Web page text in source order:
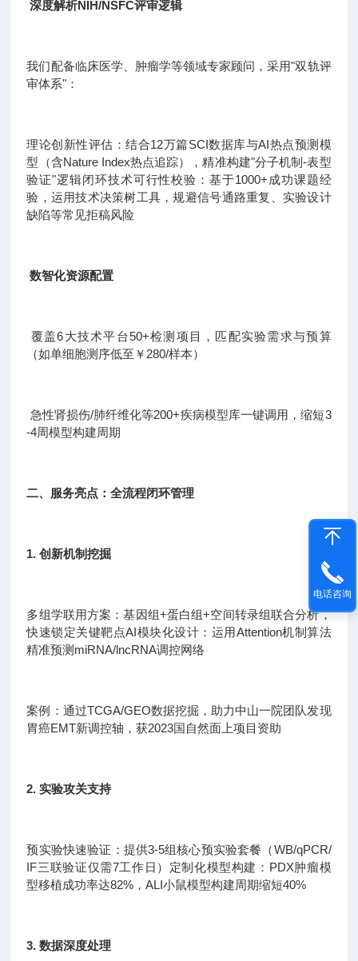
深度解析NIH/NSFC评审逻辑
我们配备临床医学、肿瘤学等领域专家顾问，采用"双轨评
审体系"：
理论创新性评估：结合12万篇SCI数据库与AI热点预测模
型（含Nature Index热点追踪），精准构建"分子机制-表型
验证"逻辑闭环技术可行性校验：基于1000+成功课题经
验，运用技术决策树工具，规避信号通路重复、实验设计
缺陷等常见拒稿风险
数智化资源配置
覆盖6大技术平台50+检测项目，匹配实验需求与预算
（如单细胞测序低至￥280/样本）
急性肾损伤/肺纤维化等200+疾病模型库一键调用，缩短3
-4周模型构建周期
二、服务亮点：全流程闭环管理
1. 创新机制挖掘
多组学联用方案：基因组+蛋白组+空间转录组联合分析，
快速锁定关键靶点AI模块化设计：运用Attention机制算法
精准预测miRNA/lncRNA调控网络
案例：通过TCGA/GEO数据挖掘，助力中山一院团队发现
胃癌EMT新调控轴，获2023国自然面上项目资助
2. 实验攻关支持
预实验快速验证：提供3-5组核心预实验套餐（WB/qPCR/
IF三联验证仅需7工作日）定制化模型构建：PDX肿瘤模
型移植成功率达82%，ALI小鼠模型构建周期缩短40%
3. 数据深度处理
电话咨询